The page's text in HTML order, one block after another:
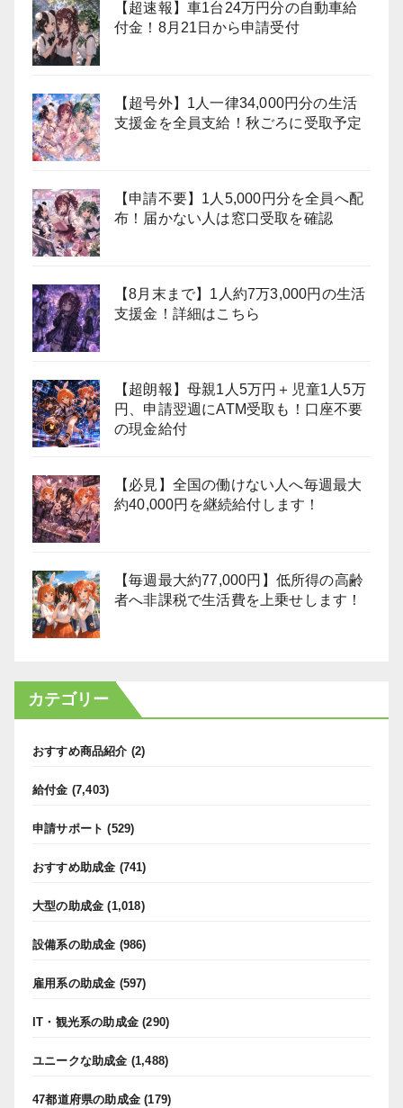
【超速報】車1台24万円分の自動車給
付金！8月21日から申請受付
【超号外】1人一律34,000円分の生活
支援金を全員支給！秋ごろに受取予定
【申請不要】1人5,000円分を全員へ配
布！届かない人は窓口受取を確認
【8月末まで】1人約7万3,000円の生活
支援金！詳細はこちら
【超朗報】母親1人5万円＋児童1人5万
円、申請翌週にATM受取も！口座不要
の現金給付
【必見】全国の働けない人へ毎週最大
約40,000円を継続給付します！
【毎週最大約77,000円】低所得の高齢
者へ非課税で生活費を上乗せします！
カテゴリー
おすすめ商品紹介 (2)
給付金 (7,403)
申請サポート (529)
おすすめ助成金 (741)
大型の助成金 (1,018)
設備系の助成金 (986)
雇用系の助成金 (597)
IT・観光系の助成金 (290)
ユニークな助成金 (1,488)
47都道府県の助成金 (179)